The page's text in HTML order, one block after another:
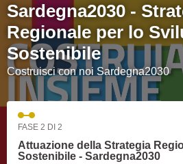
Sardegna2030 -
Regionale per lo
Sostenibile
Costruisci con noi Sardegna2030
FASE 2 DI 2
Attuazione della Strategia
Sostenibile - Sardegna2030